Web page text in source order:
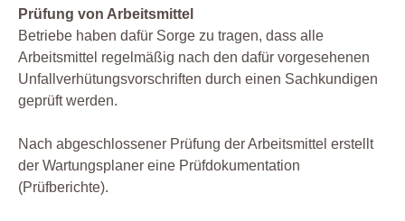
Prüfung von Arbeitsmittel
Betriebe haben dafür Sorge zu tragen, dass alle
Arbeitsmittel regelmäßig nach den dafür vorgesehenen
Unfallverhütungsvorschriften durch einen Sachkundigen
geprüft werden.
Nach abgeschlossener Prüfung der Arbeitsmittel erstellt
der Wartungsplaner eine Prüfdokumentation
(Prüfberichte).